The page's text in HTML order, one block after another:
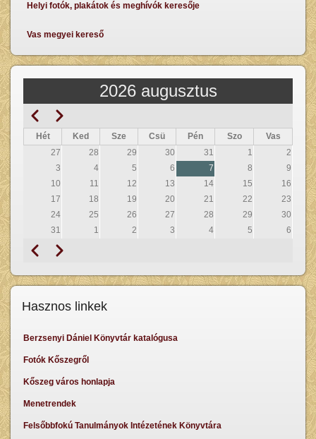
Helyi fotók, plakátok és meghívók keresője
Vas megyei kereső
2026 augusztus
Oldalszámozás
Előző Következő
Hét Ked Sze Csü Pén Szo
Vas
27
28 29 30 31 1
2
3
4 5 6 7 8
9
10
11 12 13 14 15
16
17
18 19 20 21 22
23
24
25 26 27 28 29
30
31
1 2 3 4 5 6
Oldalszámozás
Előző Következő
Hasznos linkek
Berzsenyi Dániel Könyvtár katalógusa
Fotók Kőszegről
Kőszeg város honlapja
Menetrendek
Felsőbbfokú Tanulmányok Intézetének Könyvtára